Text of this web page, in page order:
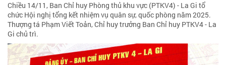
Chiều 14/11, Ban Chỉ huy Phòng thủ khu vực (PTKV4) - La Gi tổ
chức Hội nghị tổng kết nhiệm vụ quân sự, quốc phòng năm 2025.
Thượng tá Phạm Viết Toản, Chỉ huy trưởng Ban Chỉ huy PTKV4 - La
Gi chủ trì.